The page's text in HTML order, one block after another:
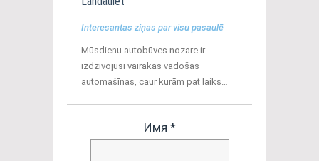
Interesantas ziņas par visu pasaulē
Mūsdienu autobūves nozare ir
izdzīvojusi vairākas vadošās
automašīnas, caur kurām pat laiks…
Имя *